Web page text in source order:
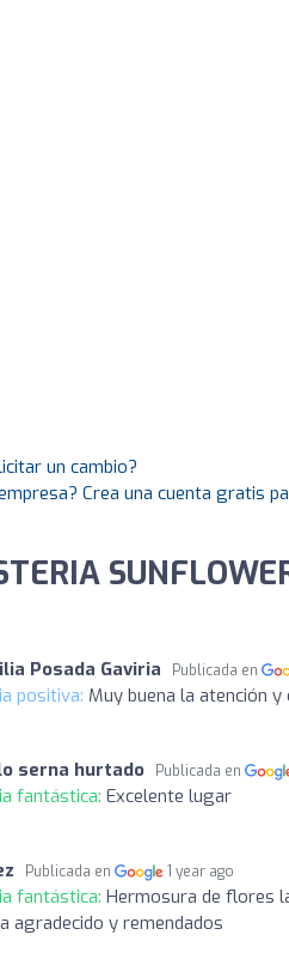
un cambio?
Crea una cuenta gratis
Posada Gaviria Publicada en
positiva: Muy buena la atención
serna hurtado Publicada en
fantástica: Excelente lugar
Publicada en 1 year ago
fantástica: Hermosura de flores
agradecido y remendados